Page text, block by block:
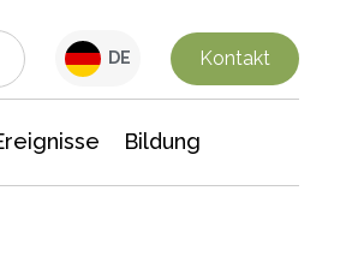
DE Kontakt
Bildung